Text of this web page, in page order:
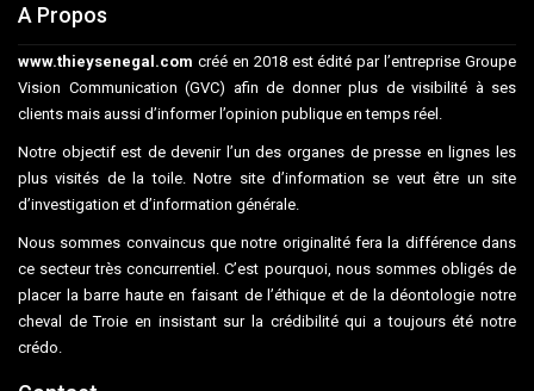
A Propos
www.thieysenegal.com créé en 2018 est édité par l’entreprise Groupe
Vision Communication (GVC) afin de donner plus de visibilité à ses
clients mais aussi d’informer l’opinion publique en temps réel.
Notre objectif est de devenir l’un des organes de presse en lignes les
plus visités de la toile. Notre site d’information se veut être un site
d’investigation et d’information générale.
Nous sommes convaincus que notre originalité fera la différence dans
ce secteur très concurrentiel. C’est pourquoi, nous sommes obligés de
placer la barre haute en faisant de l’éthique et de la déontologie notre
cheval de Troie en insistant sur la crédibilité qui a toujours été notre
crédo.